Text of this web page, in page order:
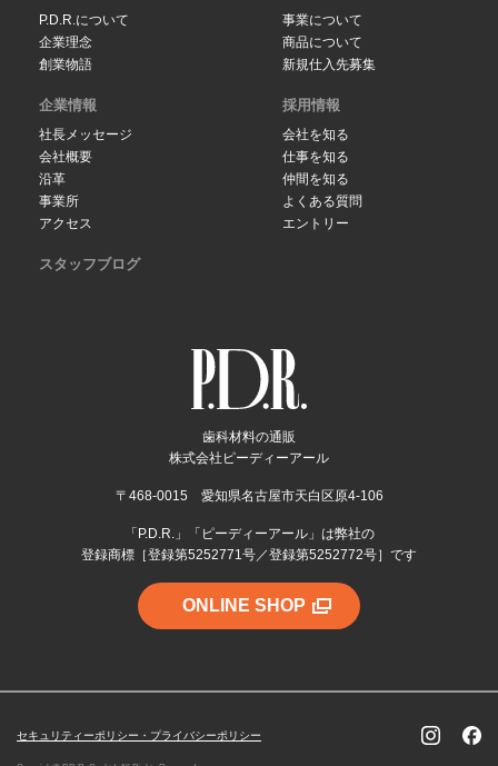
歯科材料の通販
株式会社ピーディーアール
〒468-0015 愛知県名古屋市天白区原4-106
「P.D.R.」「ピーディーアール」は弊社の
登録商標［登録第5252771号／登録第5252772号］です
ONLINE SHOP
P.D.R.について
企業理念
創業物語
事業について
商品について
新規仕入先募集
企業情報
社長メッセージ
会社概要
沿革
事業所
アクセス
採用情報
会社を知る
仕事を知る
仲間を知る
よくある質問
エントリー
スタッフブログ
セキュリティーポリシー・プライバシーポリシー